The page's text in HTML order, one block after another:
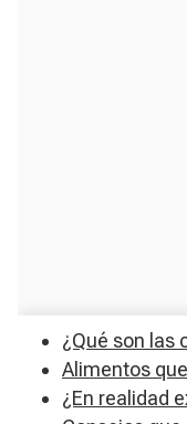
¿Qué son las
Alimentos
¿En realidad